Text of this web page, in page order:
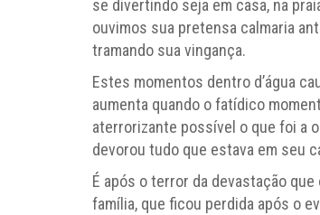
se divertindo seja em casa, na
ouvimos sua pretensa calmaria
tramando sua vingança.
Estes momentos dentro d’água
aumenta quando o fatídico
aterrorizante possível o que foi a
devorou tudo que estava em seu
É após o terror da devastação
família, que ficou perdida após o